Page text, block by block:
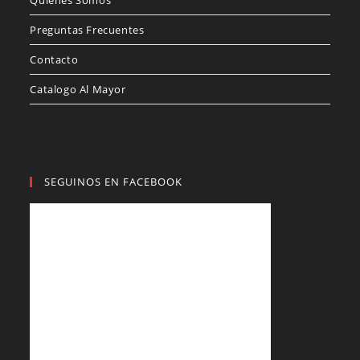
Preguntas Frecuentes
Contacto
Catalogo Al Mayor
SEGUINOS EN FACEBOOK